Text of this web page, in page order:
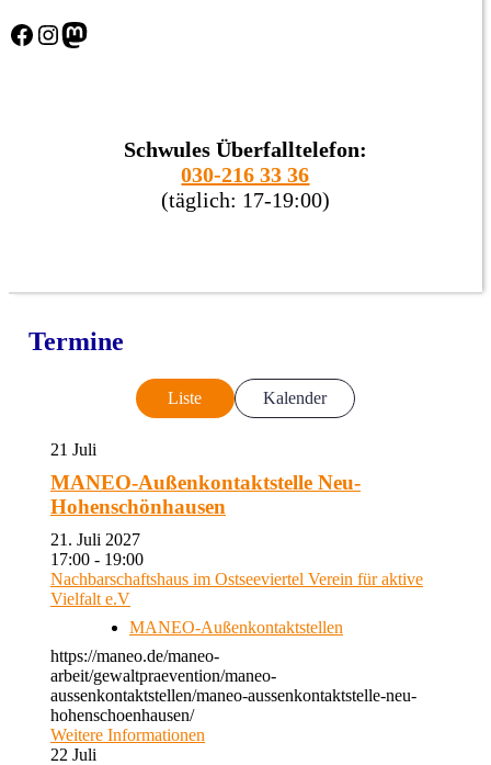
Facebook Instagram Mastodon
Schwules Überfalltelefon:
030-216 33 36
(täglich: 17-19:00)
Termine
Liste Kalender
21 Juli
MANEO-Außenkontaktstelle Neu-
Hohenschönhausen
21. Juli 2027
17:00 - 19:00
Nachbarschaftshaus im Ostseeviertel Verein für aktive
Vielfalt e.V
MANEO-Außenkontaktstellen
https://maneo.de/maneo-
arbeit/gewaltpraevention/maneo-
aussenkontaktstellen/maneo-aussenkontaktstelle-neu-
hohenschoenhausen/
Weitere Informationen
22 Juli